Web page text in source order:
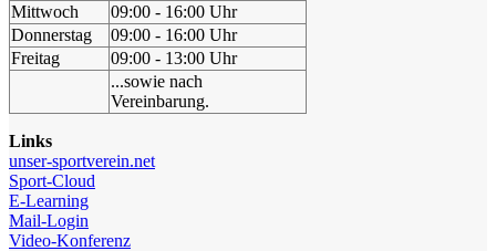
Mittwoch
09:00 - 16:00 Uhr
Donnerstag
09:00 - 16:00 Uhr
Freitag
09:00 - 13:00 Uhr
...sowie nach
Vereinbarung.
Links
unser-sportverein.net
Sport-Cloud
E-Learning
Mail-Login
Video-Konferenz